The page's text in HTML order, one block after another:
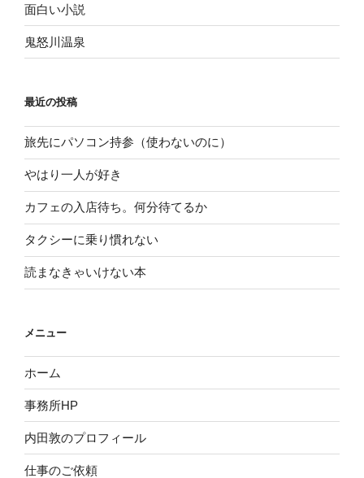
面白い小説
鬼怒川温泉
最近の投稿
旅先にパソコン持参（使わないのに）
やはり一人が好き
カフェの入店待ち。何分待てるか
タクシーに乗り慣れない
読まなきゃいけない本
メニュー
ホーム
事務所HP
内田敦のプロフィール
仕事のご依頼